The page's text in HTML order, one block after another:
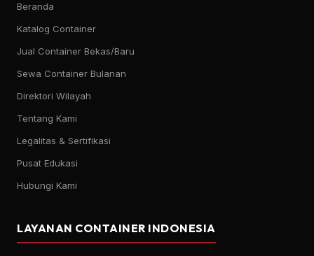
Beranda
Katalog Container
Jual Container Bekas/Baru
Sewa Container Bulanan
Direktori Wilayah
Tentang Kami
Legalitas & Sertifikasi
Pusat Edukasi
Hubungi Kami
LAYANAN CONTAINER INDONESIA